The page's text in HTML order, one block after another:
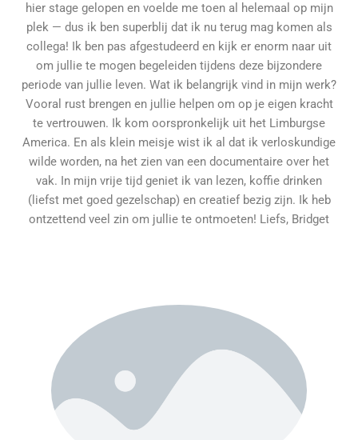
hier stage gelopen en voelde me toen al helemaal op mijn
plek — dus ik ben superblij dat ik nu terug mag komen als
collega! Ik ben pas afgestudeerd en kijk er enorm naar uit
om jullie te mogen begeleiden tijdens deze bijzondere
periode van jullie leven. Wat ik belangrijk vind in mijn werk?
Vooral rust brengen en jullie helpen om op je eigen kracht
te vertrouwen. Ik kom oorspronkelijk uit het Limburgse
America. En als klein meisje wist ik al dat ik verloskundige
wilde worden, na het zien van een documentaire over het
vak. In mijn vrije tijd geniet ik van lezen, koffie drinken
(liefst met goed gezelschap) en creatief bezig zijn. Ik heb
ontzettend veel zin om jullie te ontmoeten! Liefs, Bridget